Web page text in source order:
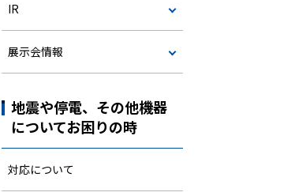
IR
展示会情報
地震や停電、その他機器
についてお困りの時
対応について